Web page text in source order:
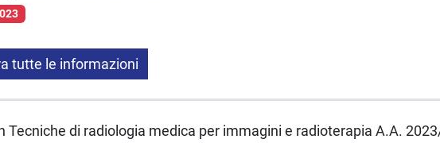
tutte le informazioni
Tecniche di radiologia medica per immagini e radioterapia A.A.